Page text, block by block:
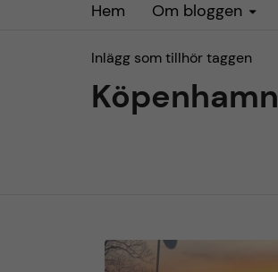
Hem Om bloggen
Inlägg som tillhör taggen
Köpenhamn